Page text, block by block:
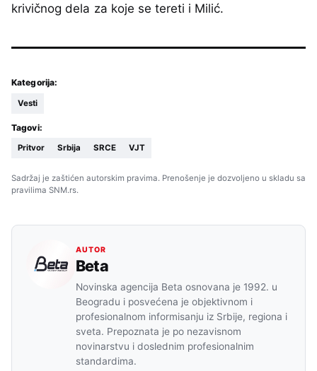
krivičnog dela za koje se tereti i Milić.
Kategorija:
Vesti
Tagovi:
Pritvor Srbija SRCE VJT
Sadržaj je zaštićen autorskim pravima. Prenošenje je dozvoljeno u skladu sa
pravilima SNM.rs.
AUTOR
Beta
Novinska agencija Beta osnovana je 1992. u
Beogradu i posvećena je objektivnom i
profesionalnom informisanju iz Srbije, regiona i
sveta. Prepoznata je po nezavisnom
novinarstvu i doslednim profesionalnim
standardima.